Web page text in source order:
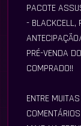
PACOTE
- BLACKCELL,
PRÉ-VENDA
COMPRADO!!
ENTRE